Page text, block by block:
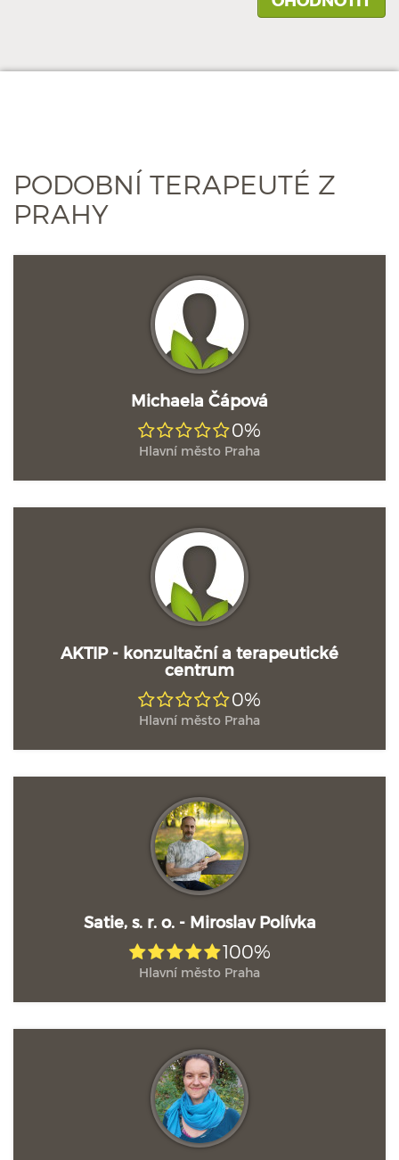
PODOBNÍ TERAPEUTÉ Z
PRAHY
Michaela Čápová
0%
Hlavní město Praha
AKTIP - konzultační a terapeutické
centrum
0%
Hlavní město Praha
Satie, s. r. o. - Miroslav Polívka
100%
Hlavní město Praha